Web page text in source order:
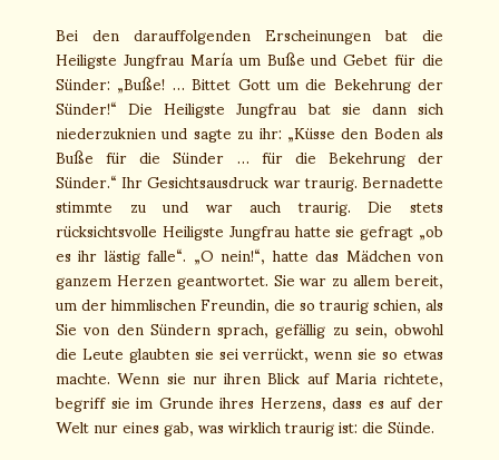
Bei den darauffolgenden Erscheinungen bat die
Heiligste Jungfrau María um Buße und Gebet für die
Sünder: „Buße! … Bittet Gott um die Bekehrung der
Sünder!“ Die Heiligste Jungfrau bat sie dann sich
niederzuknien und sagte zu ihr: „Küsse den Boden als
Buße für die Sünder … für die Bekehrung der
Sünder.“ Ihr Gesichtsausdruck war traurig. Bernadette
stimmte zu und war auch traurig. Die stets
rücksichtsvolle Heiligste Jungfrau hatte sie gefragt „ob
es ihr lästig falle“. „O nein!“, hatte das Mädchen von
ganzem Herzen geantwortet. Sie war zu allem bereit,
um der himmlischen Freundin, die so traurig schien, als
Sie von den Sündern sprach, gefällig zu sein, obwohl
die Leute glaubten sie sei verrückt, wenn sie so etwas
machte. Wenn sie nur ihren Blick auf Maria richtete,
begriff sie im Grunde ihres Herzens, dass es auf der
Welt nur eines gab, was wirklich traurig ist: die Sünde.